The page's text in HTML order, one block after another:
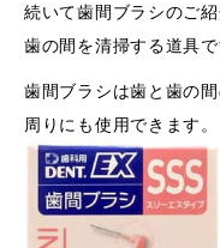
続いて歯間ブラシのご
歯の間を清掃する道具で
歯間ブラシは歯と歯の
周りにも使用できます。